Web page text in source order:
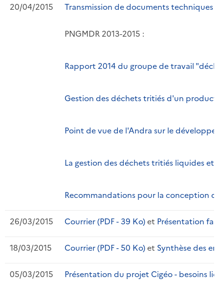
20/04/2015 Transmission de documents techniques
PNGMDR 2013-2015 :
Rapport 2014 du groupe de travail
Gestion des déchets tritiés d'un
Point de vue de l'Andra sur le
La gestion des déchets tritiés liquides et
Recommandations pour la conception
26/03/2015 Courrier (PDF - 39 Ko)et Présentation
18/03/2015 Courrier (PDF - 50 Ko)et Synthèse des
05/03/2015 Présentation du projet Cigéo - besoins